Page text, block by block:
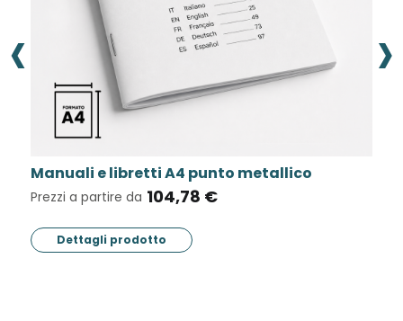
e libretti A4 punto metallico
a partire da 104,78 €
Dettagli prodotto
‹ ›